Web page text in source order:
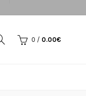
0 / 0.00€